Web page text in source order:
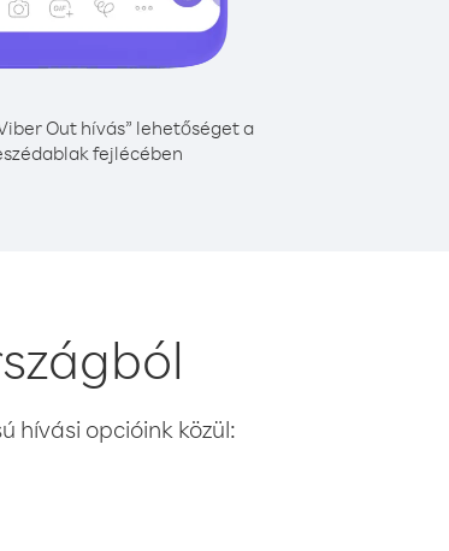
Out hívás” lehetőséget a
fejlécében
hívási opcióink közül: